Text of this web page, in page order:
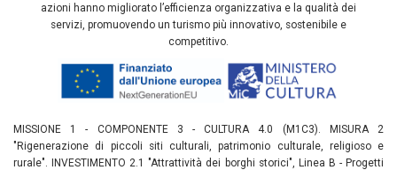
azioni hanno migliorato l’efficienza organizzativa e la qualità dei
servizi, promuovendo un turismo più innovativo, sostenibile e
competitivo.
MISSIONE 1 - COMPONENTE 3 - CULTURA 4.0 (M1C3). MISURA 2
"Rigenerazione di piccoli siti culturali, patrimonio culturale, religioso e
rurale". INVESTIMENTO 2.1 "Attrattività dei borghi storici", Linea B - Progetti